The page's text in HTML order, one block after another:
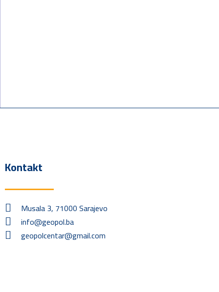
Kontakt
Musala 3, 71000 Sarajevo
info@geopol.ba
geopolcentar@gmail.com